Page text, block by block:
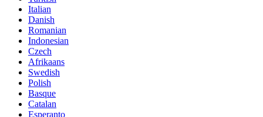
Italian
Danish
Romanian
Indonesian
Czech
Afrikaans
Swedish
Polish
Basque
Catalan
Esperanto